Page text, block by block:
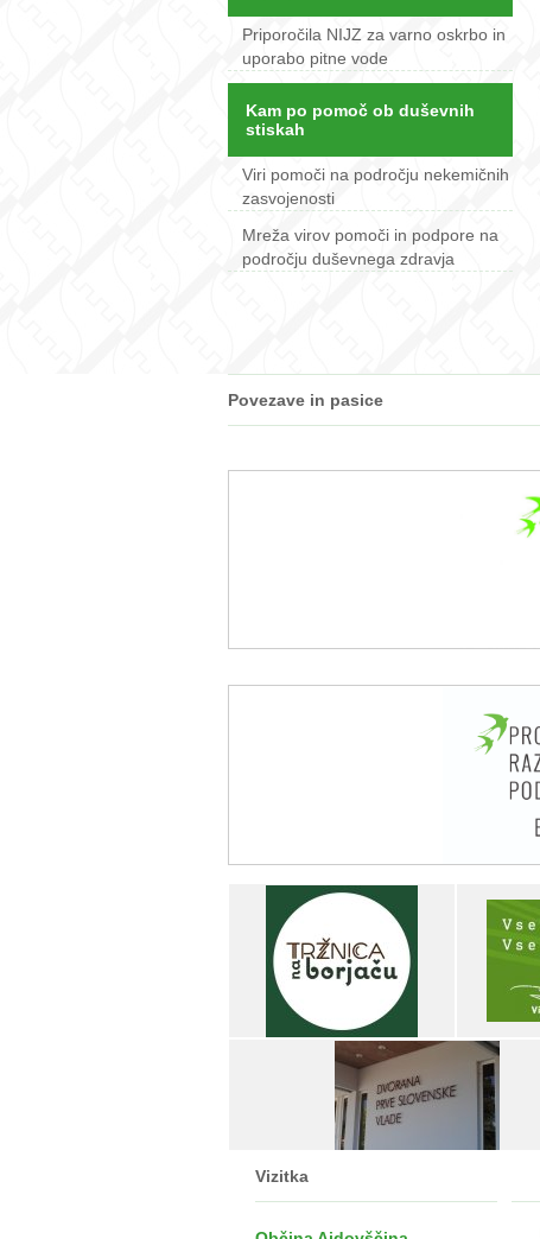
Priporočila NIJZ za varno oskrbo in
uporabo pitne vode
Kam po pomoč ob duševnih
stiskah
Viri pomoči na področju nekemičnih
zasvojenosti
Mreža virov pomoči in podpore na
področju duševnega zdravja
Povezave in pasice
Vizitka